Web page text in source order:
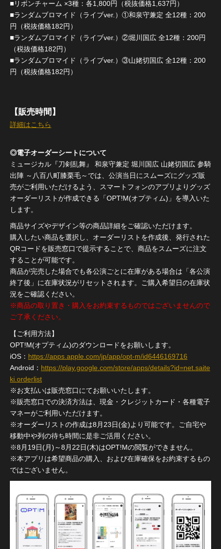
■リボンチャーム ×3種：各1,800円（税抜価格1,637円）
■ランダムブロマイド（ライブver.）①和泉守兼定 全12種：200
円（税抜価格182円）
■ランダムブロマイド（ライブver.）②堀川国広 全12種：200円
（税抜価格182円）
■ランダムブロマイド（ライブver.）③山姥切国広 全12種：200
円（税抜価格182円）
【販売時間】
詳細はこちら
◎電子オーダーシートについて
ミュージカル『刀剣乱舞』 和泉守兼定 堀川国広 山姥切国広 参騎
出陣 ～八百八町膝栗毛～では、公演当日にスムーズにグッズ販
売がご利用いただけるよう、スマートフォンのアプリよりグッズ
オーダーリストが作成できる「OPT!M(オプティム)」を導入いた
します。
商品サイズやデザイン等の商品詳細をご確認いただけます。
購入したい商品を選択し、オーダーリストを作成後、発行された
QRコードを販売窓口で提示することで、商品をスムーズに注文
することが可能です。
商品が完売した場合でも各公演ごとに在庫がある場合は「各公演
終了後」に在庫状況がリセットされます。ご購入希望日の在庫状
況をご確認ください。
※商品の取り置き・購入をお約束するものではございませんので
ご了承ください。
【ご利用方法】
OPT!M(オプティム)のダウンロードをお願いします。
iOS： https://apps.apple.com/jp/app/opt-m/id6446169716
Android： https://play.google.com/store/apps/details?id=net.saite
ki.orderlist
※お支払いは販売窓口にてお願いいたします。
※販売窓口での決済方法は、現金・クレジットカード・各種電子
マネーがご利用いただけます。
※オーダーリストの作成は8月23日(金)より可能です。ご自宅や
移動中や列の待ち時間に是非ご活用ください。
※8月19日(月)～8月22日(木)はOPT!Mの閲覧ができません。
※本アプリは希望商品の購入、および在庫確保をお約束するもの
ではございません。